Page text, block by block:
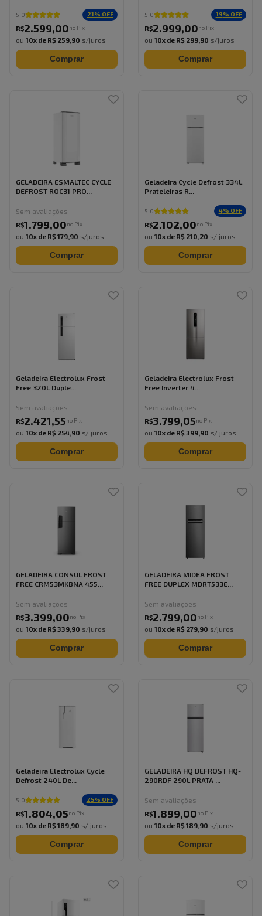
5.0 21% OFF
R$2.599,00no Pix
ou 10x de R$ 259,90 s/juros
Comprar
5.0 19% OFF
R$2.999,00no Pix
ou 10x de R$ 299,90 s/juros
Comprar
GELADEIRA ESMALTEC CYCLE
DEFROST ROC31 PRO...
Sem avaliações
R$1.799,00no Pix
ou 10x de R$ 179,90 s/juros
Comprar
Geladeira Cycle Defrost 334L
Prateleiras R...
5.0 4% OFF
R$2.102,00no Pix
ou 10x de R$ 210,20 s/ juros
Comprar
Geladeira Electrolux Frost
Free 320L Duple...
Sem avaliações
R$2.421,55no Pix
ou 10x de R$ 254,90 s/ juros
Comprar
Geladeira Electrolux Frost
Free Inverter 4...
Sem avaliações
R$3.799,05no Pix
ou 10x de R$ 399,90 s/ juros
Comprar
GELADEIRA CONSUL FROST
FREE CRM53MKBNA 455...
Sem avaliações
R$3.399,00no Pix
ou 10x de R$ 339,90 s/juros
Comprar
GELADEIRA MIDEA FROST
FREE DUPLEX MDRT533E...
Sem avaliações
R$2.799,00no Pix
ou 10x de R$ 279,90 s/juros
Comprar
Geladeira Electrolux Cycle
Defrost 240L De...
5.0 25% OFF
R$1.804,05no Pix
ou 10x de R$ 189,90 s/ juros
Comprar
GELADEIRA HQ DEFROST HQ-
290RDF 290L PRATA ...
Sem avaliações
R$1.899,00no Pix
ou 10x de R$ 189,90 s/juros
Comprar